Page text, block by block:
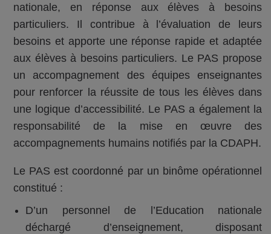
nationale, en réponse aux élèves à besoins
particuliers. Il contribue à l’évaluation de leurs
besoins et apporte une réponse rapide et adaptée
aux élèves à besoins particuliers. Le PAS propose
un accompagnement des équipes enseignantes
pour renforcer la réussite de tous les élèves dans
une logique d’accessibilité. Le PAS a également la
responsabilité de la mise en œuvre des
accompagnements humains notifiés par la CDAPH.
Le PAS est coordonné par un binôme opérationnel
constitué :
D’un personnel de l’Education nationale
déchargé d’enseignement, disposant